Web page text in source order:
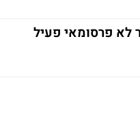
לא פרסומאי פעיל